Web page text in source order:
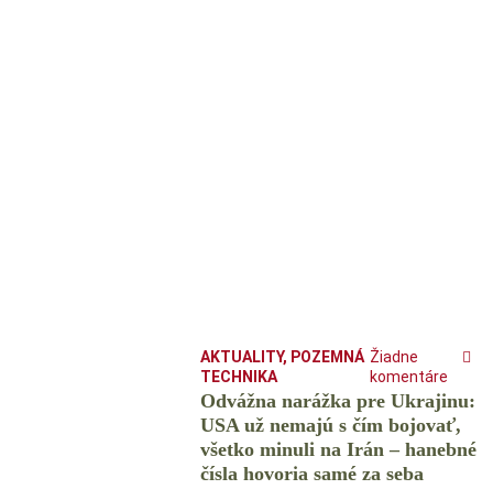
AKTUALITY, POZEMNÁ
TECHNIKA
Žiadne
komentáre
Odvážna narážka pre Ukrajinu:
USA už nemajú s čím bojovať,
všetko minuli na Irán – hanebné
čísla hovoria samé za seba